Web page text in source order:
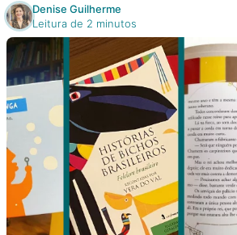
Denise Guilherme
Leitura de 2 minutos